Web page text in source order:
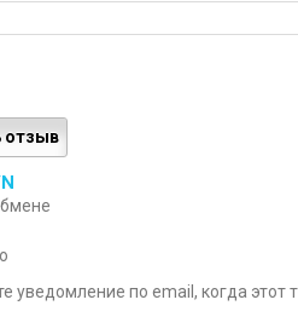
отзыв
уведомление по email, когда этот